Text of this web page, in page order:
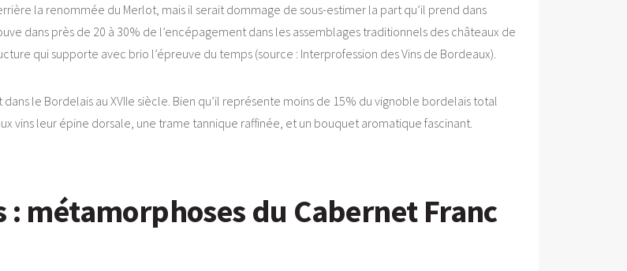
la renommée du Merlot, mais il serait dommage de sous-estimer la part qu’il prend dans
dans près de 20 à 30% de l’encépagement dans les assemblages traditionnels des châteaux de
qui supporte avec brio l’épreuve du temps (source : Interprofession des Vins de Bordeaux).
le Bordelais au XVIIe siècle. Bien qu’il représente moins de 15% du vignoble bordelais total
vins leur épine dorsale, une trame tannique raffinée, et un bouquet aromatique fascinant.
: métamorphoses du Cabernet Franc